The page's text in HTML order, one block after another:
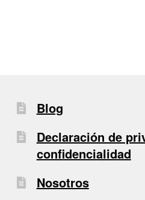
Blog
Declaración de
confidencialidad
Nosotros